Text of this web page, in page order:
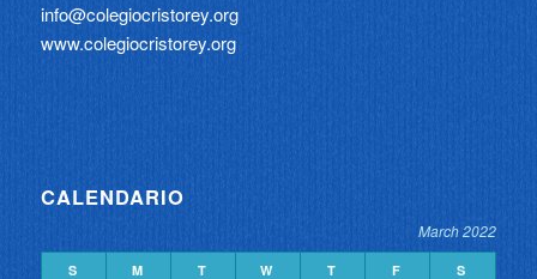
info@colegiocristorey.org
www.colegiocristorey.org
CALENDARIO
March 2022
S M T W T F S